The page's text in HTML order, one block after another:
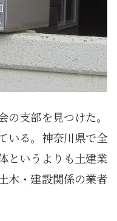
支部を見つけた。
いる。神奈川県で全
というよりも土建業
木・建設関係の業者